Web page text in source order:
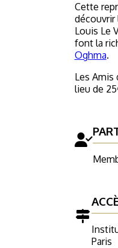
Cette
découvrir
Louis Le
font la
Oghma.
Les Amis
lieu de
Paris